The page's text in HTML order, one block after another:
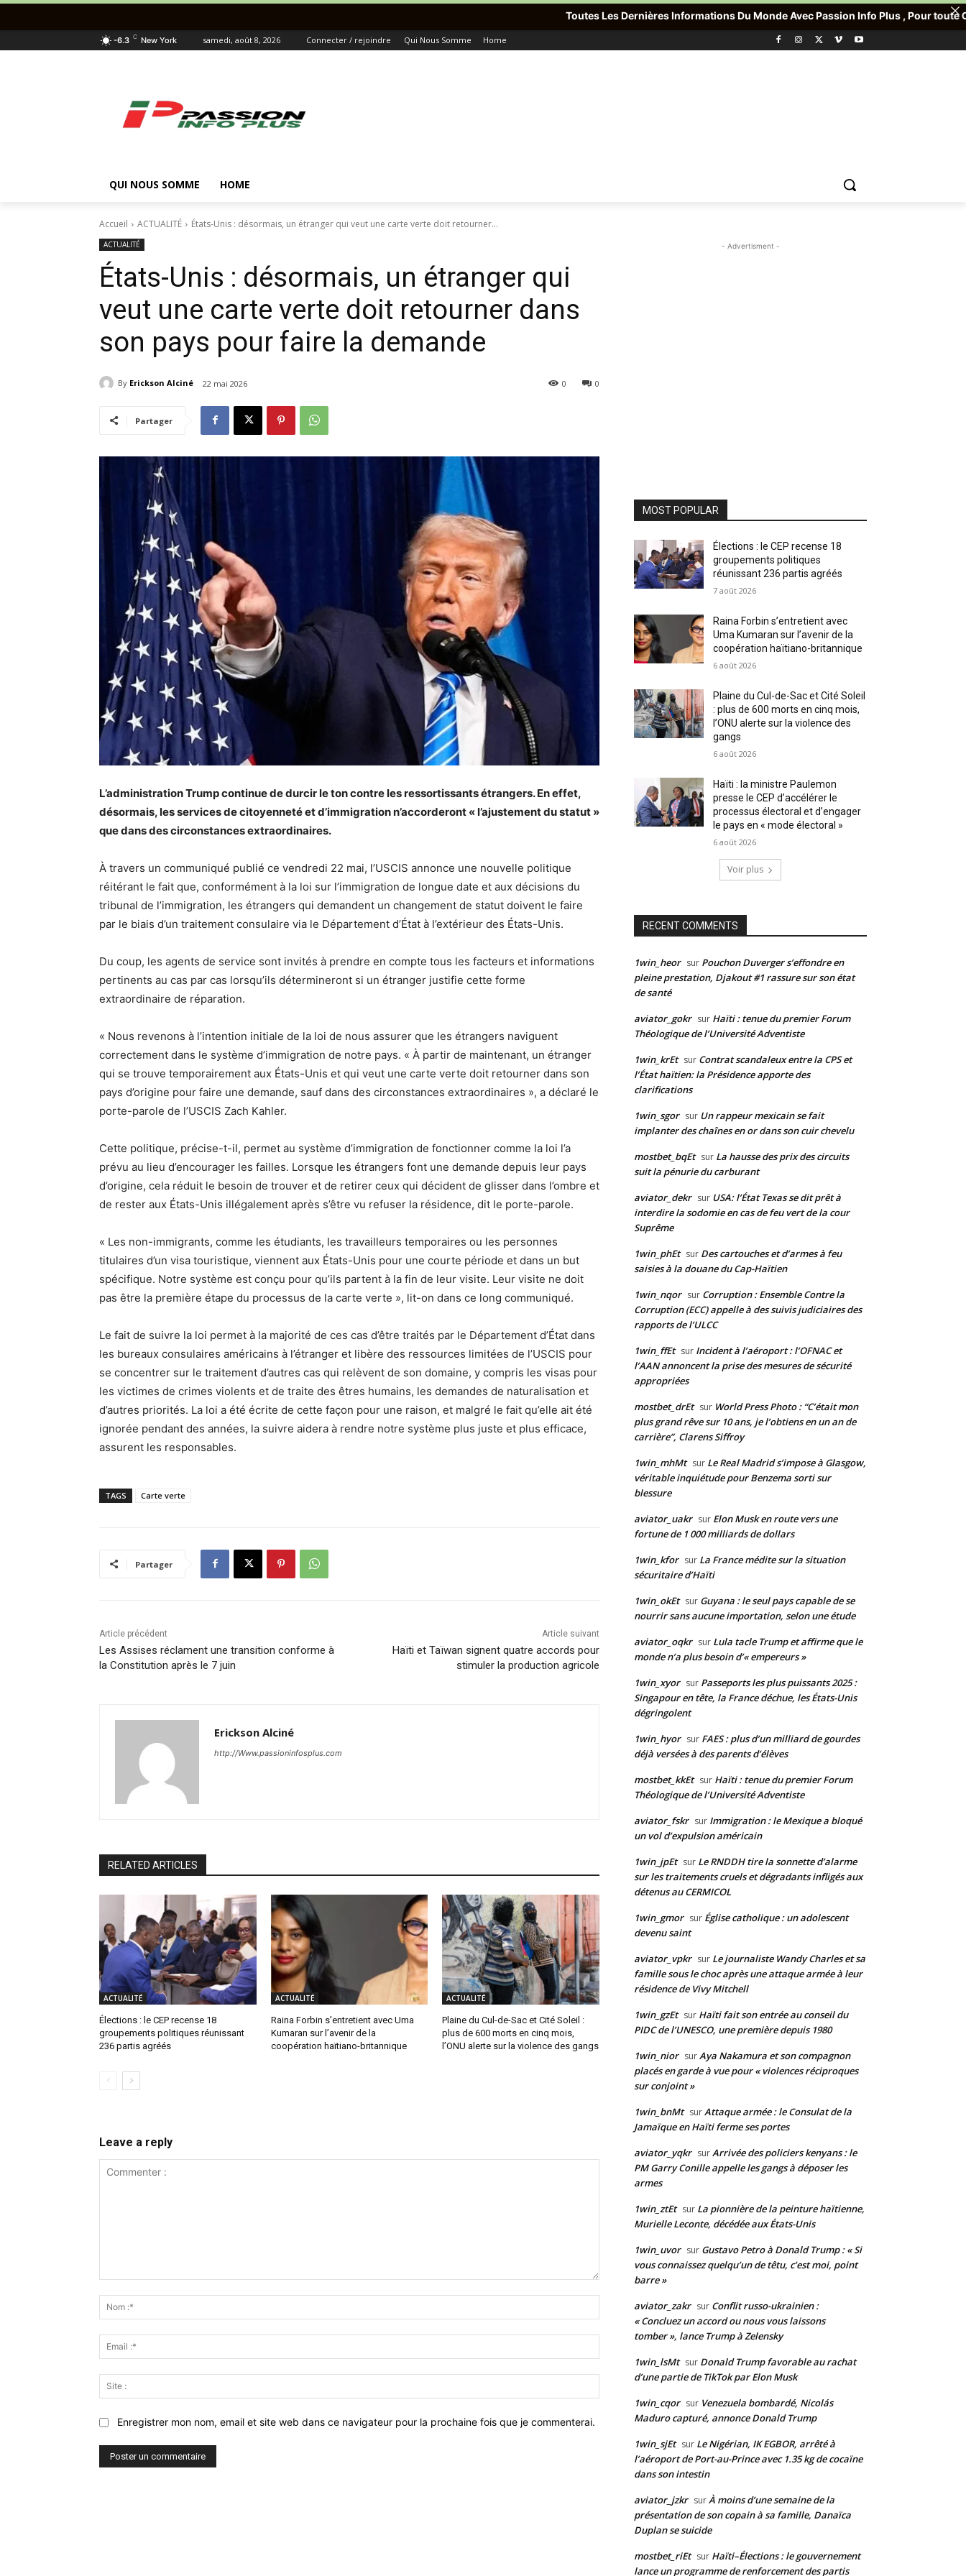
-6.3 C New York samedi, août 8, 2026 Connecter / rejoindre Qui Nous Somme Home
QUI NOUS SOMME HOME
Accueil ACTUALITÉ États-Unis : désormais, un étranger qui veut une carte verte doit retourner...
ACTUALITÉ
États-Unis : désormais, un étranger qui
veut une carte verte doit retourner dans
son pays pour faire la demande
By Erickson Alciné 22 mai 2026 0
0
Partager
L’administration Trump continue de durcir le ton contre les ressortissants étrangers. En effet,
désormais, les services de citoyenneté et d’immigration n’accorderont « l’ajustement du statut »
que dans des circonstances extraordinaires.
À travers un communiqué publié ce vendredi 22 mai, l’USCIS annonce une nouvelle politique
réitérant le fait que, conformément à la loi sur l’immigration de longue date et aux décisions du
tribunal de l’immigration, les étrangers qui demandent un changement de statut doivent le faire
par le biais d’un traitement consulaire via le Département d’État à l’extérieur des États-Unis.
Du coup, les agents de service sont invités à prendre en compte tous les facteurs et informations
pertinents au cas par cas lorsqu’ils détermineront si un étranger justifie cette forme
extraordinaire de réparation.
« Nous revenons à l’intention initiale de la loi de nous assurer que les étrangers naviguent
correctement dans le système d’immigration de notre pays. « À partir de maintenant, un étranger
qui se trouve temporairement aux États-Unis et qui veut une carte verte doit retourner dans son
pays d’origine pour faire une demande, sauf dans des circonstances extraordinaires », a déclaré le
porte-parole de l’USCIS Zach Kahler.
Cette politique, précise-t-il, permet au système d’immigration de fonctionner comme la loi l’a
prévu au lieu d’encourager les failles. Lorsque les étrangers font une demande depuis leur pays
d’origine, cela réduit le besoin de trouver et de retirer ceux qui décident de glisser dans l’ombre et
de rester aux États-Unis illégalement après s’être vu refuser la résidence, dit le porte-parole.
« Les non-immigrants, comme les étudiants, les travailleurs temporaires ou les personnes
titulaires d’un visa touristique, viennent aux États-Unis pour une courte période et dans un but
spécifique. Notre système est conçu pour qu’ils partent à la fin de leur visite. Leur visite ne doit
pas être la première étape du processus de la carte verte », lit-on dans ce long communiqué.
Le fait de suivre la loi permet à la majorité de ces cas d’être traités par le Département d’État dans
les bureaux consulaires américains à l’étranger et libère des ressources limitées de l’USCIS pour
se concentrer sur le traitement d’autres cas qui relèvent de son domaine, y compris les visas pour
les victimes de crimes violents et de traite des êtres humains, les demandes de naturalisation et
d’autres priorités. La loi a été écrite de cette façon pour une raison, et malgré le fait qu’elle ait été
ignorée pendant des années, la suivre aidera à rendre notre système plus juste et plus efficace,
assurent les responsables.
TAGS Carte verte
Partager
Article précédent
Les Assises réclament une transition conforme à
la Constitution après le 7 juin
Article suivant
Haïti et Taïwan signent quatre accords pour
stimuler la production agricole
Erickson Alciné
http://Www.passioninfosplus.com
RELATED ARTICLES
ACTUALITÉ
Élections : le CEP recense 18
groupements politiques réunissant
236 partis agréés
ACTUALITÉ
Raina Forbin s’entretient avec Uma
Kumaran sur l’avenir de la
coopération haïtiano-britannique
ACTUALITÉ
Plaine du Cul-de-Sac et Cité Soleil :
plus de 600 morts en cinq mois,
l’ONU alerte sur la violence des gangs
Leave a reply
:*
:*
:
Enregistrer mon nom, email et site web dans ce navigateur pour la prochaine fois que je commenterai.
- Advertisment -
MOST POPULAR
Élections : le CEP recense 18
groupements politiques
réunissant 236 partis agréés
7 août 2026
Raina Forbin s’entretient avec
Uma Kumaran sur l’avenir de la
coopération haïtiano-britannique
6 août 2026
Plaine du Cul-de-Sac et Cité Soleil
: plus de 600 morts en cinq mois,
l’ONU alerte sur la violence des
gangs
6 août 2026
Haïti : la ministre Paulemon
presse le CEP d’accélérer le
processus électoral et d’engager
le pays en « mode électoral »
6 août 2026
Voir plus
RECENT COMMENTS
1win_heor sur Pouchon Duverger s’effondre en
pleine prestation, Djakout #1 rassure sur son état
de santé
aviator_gokr sur Haïti : tenue du premier Forum
Théologique de l’Université Adventiste
1win_krEt sur Contrat scandaleux entre la CPS et
l’État haïtien: la Présidence apporte des
clarifications
1win_sgor sur Un rappeur mexicain se fait
implanter des chaînes en or dans son cuir chevelu
mostbet_bqEt sur La hausse des prix des circuits
suit la pénurie du carburant
aviator_dekr sur USA: l’État Texas se dit prêt à
interdire la sodomie en cas de feu vert de la cour
Suprême
1win_phEt sur Des cartouches et d’armes à feu
saisies à la douane du Cap-Haïtien
1win_nqor sur Corruption : Ensemble Contre la
Corruption (ECC) appelle à des suivis judiciaires des
rapports de l’ULCC
1win_ffEt sur Incident à l’aéroport : l’OFNAC et
l’AAN annoncent la prise des mesures de sécurité
appropriées
mostbet_drEt sur World Press Photo : “C’était mon
plus grand rêve sur 10 ans, je l’obtiens en un an de
carrière”, Clarens Siffroy
1win_mhMt sur Le Real Madrid s’impose à Glasgow,
véritable inquiétude pour Benzema sorti sur
blessure
aviator_uakr sur Elon Musk en route vers une
fortune de 1 000 milliards de dollars
1win_kfor sur La France médite sur la situation
sécuritaire d’Haïti
1win_okEt sur Guyana : le seul pays capable de se
nourrir sans aucune importation, selon une étude
aviator_oqkr sur Lula tacle Trump et affirme que le
monde n’a plus besoin d’« empereurs »
1win_xyor sur Passeports les plus puissants 2025 :
Singapour en tête, la France déchue, les États-Unis
dégringolent
1win_hyor sur FAES : plus d’un milliard de gourdes
déjà versées à des parents d’élèves
mostbet_kkEt sur Haïti : tenue du premier Forum
Théologique de l’Université Adventiste
aviator_fskr sur Immigration : le Mexique a bloqué
un vol d’expulsion américain
1win_jpEt sur Le RNDDH tire la sonnette d’alarme
sur les traitements cruels et dégradants infligés aux
détenus au CERMICOL
1win_gmor sur Église catholique : un adolescent
devenu saint
aviator_vpkr sur Le journaliste Wandy Charles et sa
famille sous le choc après une attaque armée à leur
résidence de Vivy Mitchell
1win_gzEt sur Haïti fait son entrée au conseil du
PIDC de l’UNESCO, une première depuis 1980
1win_nior surAya Nakamura et son compagnon
placés en garde à vue pour « violences réciproques
sur conjoint »
1win_bnMt surAttaque armée : le Consulat de la
Jamaïque en Haïti ferme ses portes
aviator_yqkr surArrivée des policiers kenyans : le
PM Garry Conille appelle les gangs à déposer les
armes
1win_ztEt sur La pionnière de la peinture haïtienne,
Murielle Leconte, décédée aux États-Unis
1win_uvor sur Gustavo Petro à Donald Trump : « Si
vous connaissez quelqu’un de têtu, c’est moi, point
barre »
aviator_zakr sur Conflit russo-ukrainien :
« Concluez un accord ou nous vous laissons
tomber », lance Trump à Zelensky
1win_lsMt sur Donald Trump favorable au rachat
d’une partie de TikTok par Elon Musk
1win_cqor sur Venezuela bombardé, Nicolás
Maduro capturé, annonce Donald Trump
1win_sjEt sur Le Nigérian, IK EGBOR, arrêté à
l’aéroport de Port-au-Prince avec 1.35 kg de cocaïne
dans son intestin
aviator_jzkr surÀ moins d’une semaine de la
présentation de son copain à sa famille, Danaïca
Duplan se suicide
mostbet_riEt sur Haïti–Élections : le gouvernement
lance un programme de renforcement des partis
Toutes Les Dernières Informations Du Monde Avec Passion Info Plus , Pour toute Offre